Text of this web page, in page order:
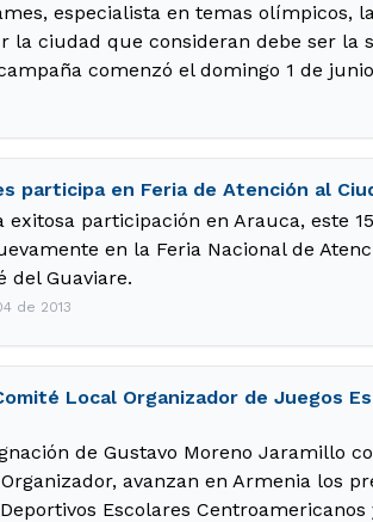
especialista en temas olímpicos,
la ciudad que consideran debe ser la
comenzó el domingo 1 de
participa en Feria de Atención al
exitosa participación en Arauca, este
en la Feria Nacional de
del Guaviare.
de 2013
Local Organizador de Juegos
de Gustavo Moreno Jaramillo
avanzan en Armenia los
Escolares Centroamericanos